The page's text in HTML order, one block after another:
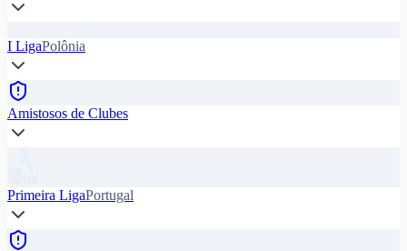
I LigaPolônia
Amistosos de Clubes
Primeira LigaPortugal